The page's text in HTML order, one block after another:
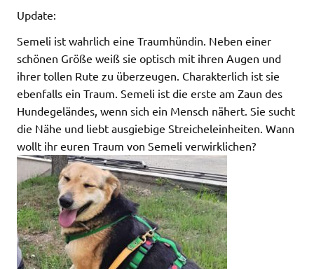
Update:
Semeli ist wahrlich eine Traumhündin. Neben einer
schönen Größe weiß sie optisch mit ihren Augen und
ihrer tollen Rute zu überzeugen. Charakterlich ist sie
ebenfalls ein Traum. Semeli ist die erste am Zaun des
Hundegeländes, wenn sich ein Mensch nähert. Sie sucht
die Nähe und liebt ausgiebige Streicheleinheiten. Wann
wollt ihr euren Traum von Semeli verwirklichen?